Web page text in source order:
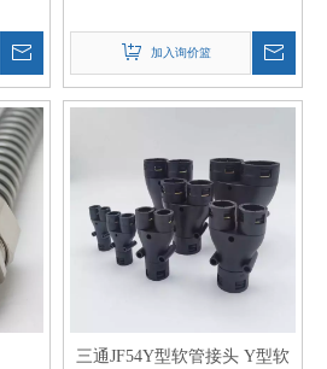
加入询价篮
三通JF54Y型软管接头 Y型软